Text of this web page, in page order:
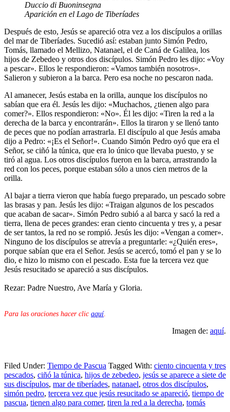
Duccio di Buoninsegna
Aparición en el Lago de Tiberíades
Después de esto, Jesús se apareció otra vez a los discípulos a orillas
del mar de Tiberíades. Sucedió así: estaban junto Simón Pedro,
Tomás, llamado el Mellizo, Natanael, el de Caná de Galilea, los
hijos de Zebedeo y otros dos discípulos. Simón Pedro les dijo: «Voy
a pescar». Ellos le respondieron: «Vamos también nosotros».
Salieron y subieron a la barca. Pero esa noche no pescaron nada.
Al amanecer, Jesús estaba en la orilla, aunque los discípulos no
sabían que era él. Jesús les dijo: «Muchachos, ¿tienen algo para
comer?». Ellos respondieron: «No». Él les dijo: «Tiren la red a la
derecha de la barca y encontrarán». Ellos la tiraron y se llenó tanto
de peces que no podían arrastrarla. El discípulo al que Jesús amaba
dijo a Pedro: «¡Es el Señor!». Cuando Simón Pedro oyó que era el
Señor, se ciñó la túnica, que era lo único que llevaba puesto, y se
tiró al agua. Los otros discípulos fueron en la barca, arrastrando la
red con los peces, porque estaban sólo a unos cien metros de la
orilla.
Al bajar a tierra vieron que había fuego preparado, un pescado sobre
las brasas y pan. Jesús les dijo: «Traigan algunos de los pescados
que acaban de sacar». Simón Pedro subió a al barca y sacó la red a
tierra, llena de peces grandes: eran ciento cincuenta y tres y, a pesar
de ser tantos, la red no se rompió. Jesús les dijo: «Vengan a comer».
Ninguno de los discípulos se atrevía a preguntarle: «¿Quién eres»,
porque sabían que era el Señor. Jesús se acercó, tomó el pan y se lo
dio, e hizo lo mismo con el pescado. Esta fue la tercera vez que
Jesús resucitado se apareció a sus discípulos.
Rezar: Padre Nuestro, Ave María y Gloria.
Para las oraciones hacer clic aquí.
Imagen de: aquí.
Filed Under: Tiempo de Pascua Tagged With: ciento cincuenta y tres
pescados, ciñó la túnica, hijos de zebedeo, jesús se aparece a siete de
sus discípulos, mar de tiberíades, natanael, otros dos discípulos,
simón pedro, tercera vez que jesús resucitado se apareció, tiempo de
pascua, tienen algo para comer, tiren la red a la derecha, tomás